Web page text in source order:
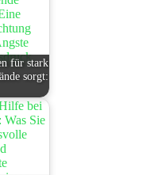
für stark
sorgt: